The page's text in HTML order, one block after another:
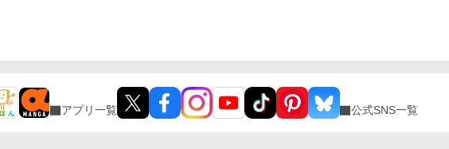
アプリ一覧 公式SNS一覧